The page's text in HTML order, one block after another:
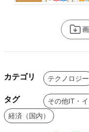
カテゴリ テクノロジー
タグ その他IT・
経済（国内）